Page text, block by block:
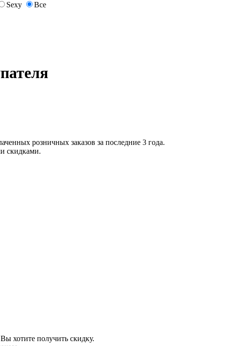
Sexy Все
розничных заказов за последние 3 года.
скидками.
хотите получить скидку.